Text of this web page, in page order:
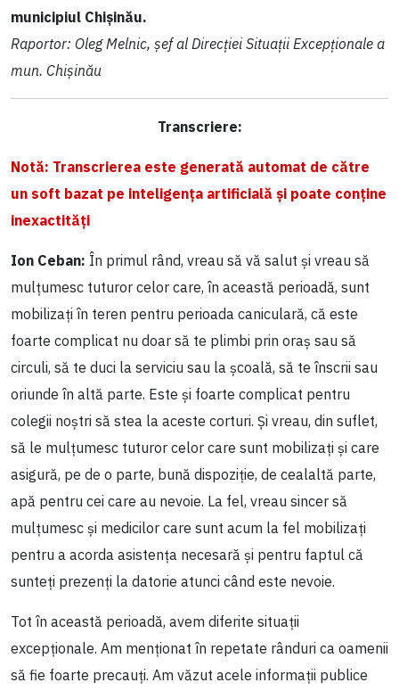
municipiul Chișinău.
Raportor: Oleg Melnic, șef al Direcției Situații Excepționale a
mun. Chișinău
Transcriere:
Notă: Transcrierea este generată automat de către
un soft bazat pe inteligența artificială și poate conține
inexactități
Ion Ceban: În primul rând, vreau să vă salut și vreau să
mulțumesc tuturor celor care, în această perioadă, sunt
mobilizați în teren pentru perioada caniculară, că este
foarte complicat nu doar să te plimbi prin oraș sau să
circuli, să te duci la serviciu sau la școală, să te înscrii sau
oriunde în altă parte. Este și foarte complicat pentru
colegii noștri să stea la aceste corturi. Și vreau, din suflet,
să le mulțumesc tuturor celor care sunt mobilizați și care
asigură, pe de o parte, bună dispoziție, de cealaltă parte,
apă pentru cei care au nevoie. La fel, vreau sincer să
mulțumesc și medicilor care sunt acum la fel mobilizați
pentru a acorda asistența necesară și pentru faptul că
sunteți prezenți la datorie atunci când este nevoie.
Tot în această perioadă, avem diferite situații
excepționale. Am menționat în repetate rânduri ca oamenii
să fie foarte precauți. Am văzut acele informații publice